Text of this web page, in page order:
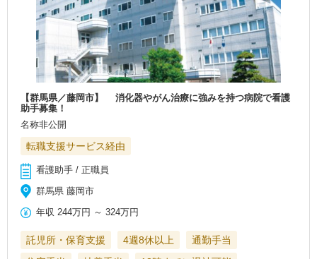
【群馬県／藤岡市】 消化器やがん治療に強みを持つ病院で看護
助手募集！
名称非公開
転職支援サービス経由
看護助手 / 正職員
群馬県 藤岡市
年収 244万円 ～324万円
託児所・保育支援 4週8休以上
通勤手当